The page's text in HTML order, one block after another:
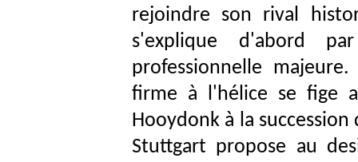
rejoindre son rival
s'explique d'abord
professionnelle
firme à l'hélice se fige
Hooydonk à la
Stuttgart propose au